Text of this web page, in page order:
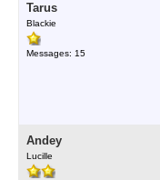
Tarus
Blackie
Messages: 15
Andey
Lucille